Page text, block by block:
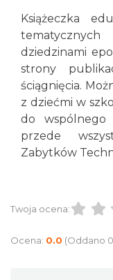
Książeczka
dziedzinami
strony
ściągnięcia.
z dziećmi w
do
przede
Zabytków
Twoja ocena:
Ocena: 0.0 (Oddano 0